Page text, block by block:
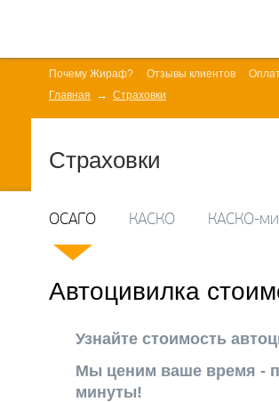
Почему Жираф? Отзывы клиентов
Главная
Страховки
Страховки
ОСАГО КАСКО КАСКО-
Автоцивилка
Узнайте стоимость
Мы ценим ваше время -
минуты!